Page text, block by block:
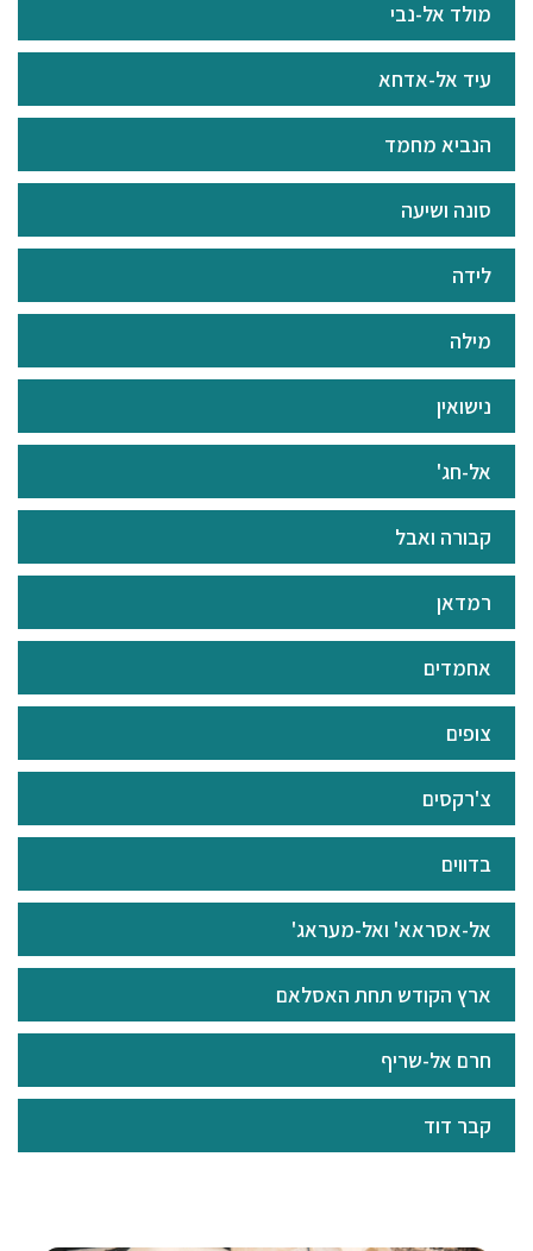
מולד אל-נבי
עיד אל-אדחא
הנביא מחמד
סונה ושיעה
לידה
מילה
נישואין
אל-חג'
קבורה ואבל
רמדאן
אחמדים
צופים
צ'רקסים
בדווים
אל-אסראא' ואל-מעראג'
ארץ הקודש תחת האסלאם
חרם אל-שריף
קבר דוד